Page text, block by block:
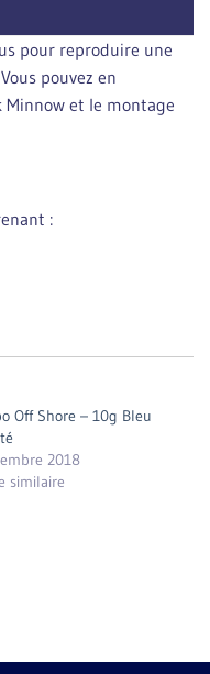
pour reproduire une
pouvez en
et le montage
:
Off Shore – 10g Bleu
2018
similaire